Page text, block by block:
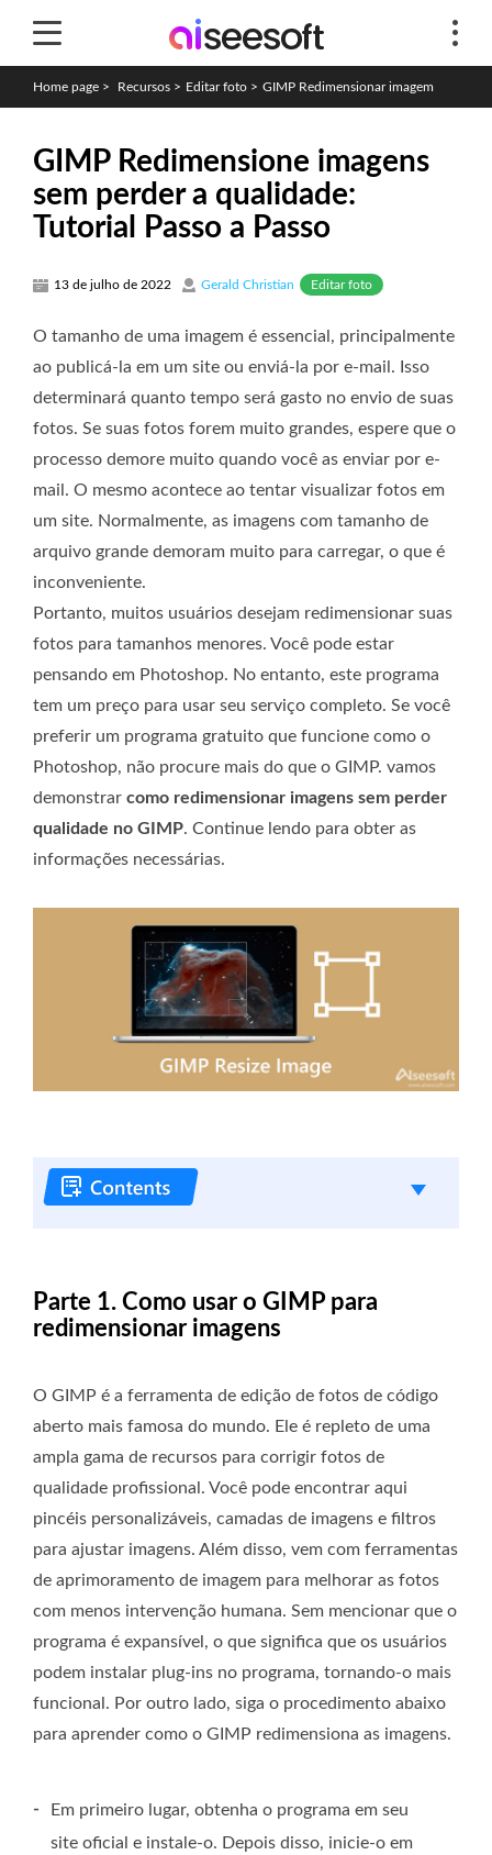
Home page > Recursos > Editar foto > GIMP Redimensionar imagem
GIMP Redimensione imagens
sem perder a qualidade:
Tutorial Passo a Passo
13 de julho de 2022 Gerald Christian Editar foto
O tamanho de uma imagem é essencial, principalmente
ao publicá-la em um site ou enviá-la por e-mail. Isso
determinará quanto tempo será gasto no envio de suas
fotos. Se suas fotos forem muito grandes, espere que o
processo demore muito quando você as enviar por e-
mail. O mesmo acontece ao tentar visualizar fotos em
um site. Normalmente, as imagens com tamanho de
arquivo grande demoram muito para carregar, o que é
inconveniente.
Portanto, muitos usuários desejam redimensionar suas
fotos para tamanhos menores. Você pode estar
pensando em Photoshop. No entanto, este programa
tem um preço para usar seu serviço completo. Se você
preferir um programa gratuito que funcione como o
Photoshop, não procure mais do que o GIMP. vamos
demonstrar como redimensionar imagens sem perder
qualidade no GIMP. Continue lendo para obter as
informações necessárias.
Parte 1. Como usar o GIMP para
redimensionar imagens
O GIMP é a ferramenta de edição de fotos de código
aberto mais famosa do mundo. Ele é repleto de uma
ampla gama de recursos para corrigir fotos de
qualidade profissional. Você pode encontrar aqui
pincéis personalizáveis, camadas de imagens e filtros
para ajustar imagens. Além disso, vem com ferramentas
de aprimoramento de imagem para melhorar as fotos
com menos intervenção humana. Sem mencionar que o
programa é expansível, o que significa que os usuários
podem instalar plug-ins no programa, tornando-o mais
funcional. Por outro lado, siga o procedimento abaixo
para aprender como o GIMP redimensiona as imagens.
-
Em primeiro lugar, obtenha o programa em seu
site oficial e instale-o. Depois disso, inicie-o em